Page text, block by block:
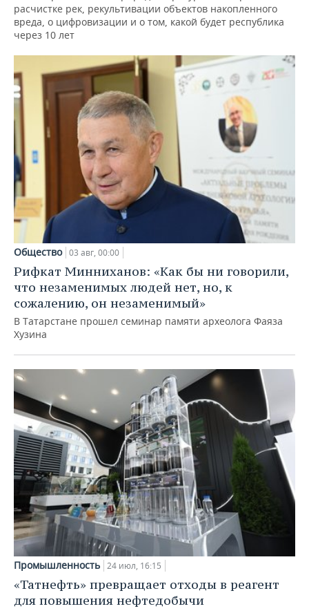
расчистке рек, рекультивации объектов накопленного
вреда, о цифровизации и о том, какой будет республика
через 10 лет
Общество 03 авг, 00:00
Рифкат Минниханов: «Как бы ни говорили,
что незаменимых людей нет, но, к
сожалению, он незаменимый»
В Татарстане прошел семинар памяти археолога Фаяза
Хузина
Промышленность 24 июл, 16:15
«Татнефть» превращает отходы в реагент
для повышения нефтедобычи